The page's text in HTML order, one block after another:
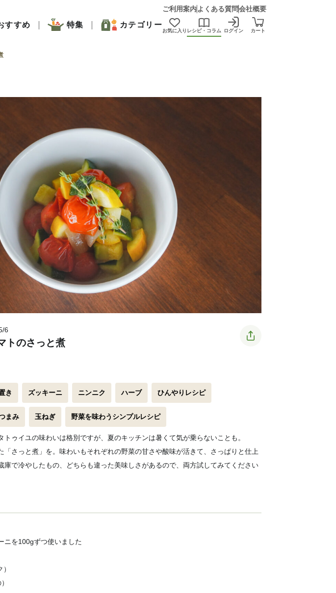
ご利用案内 よくある質問会社概要
すすめ 特集 カテゴリー
お気に入り レシピ・コラム ログイン カート
6
トのさっと煮
き ズッキーニ ニンニク ハーブ ひんやりレシピ
まみ 玉ねぎ 野菜を味わうシンプルレシピ
トゥイユの味わいは格別ですが、夏のキッチンは暑くて気が乗らないことも。
「さっと煮」を。味わいもそれぞれの野菜の甘さや酸味が活きて、さっぱりと仕上
庫で冷やしたもの、どちらも違った美味しさがあるので、両方試してみてください
ニを100gずつ使いました